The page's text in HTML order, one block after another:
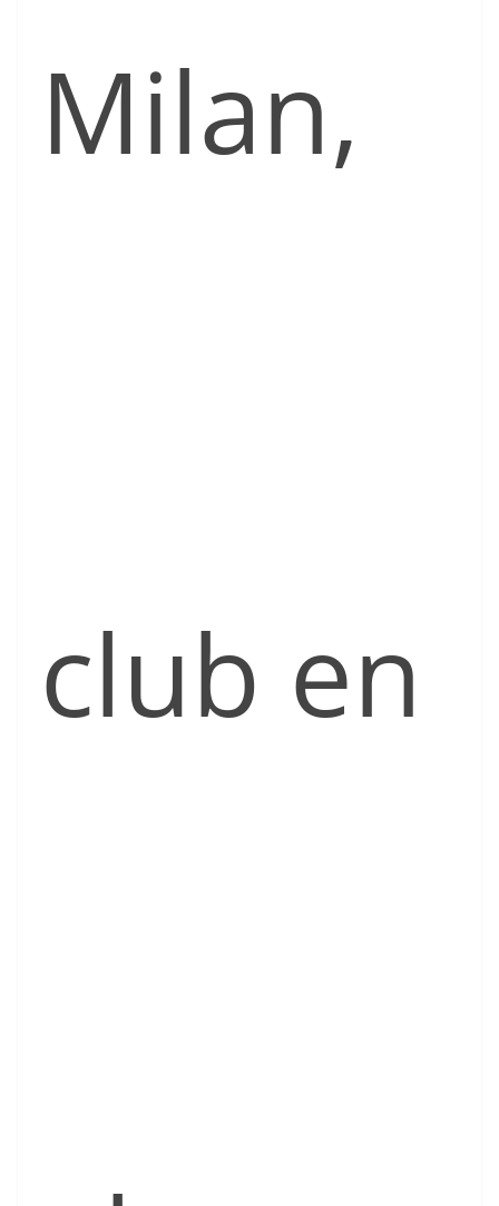
Milan,
club en